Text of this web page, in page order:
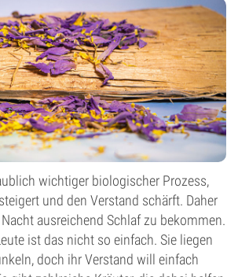
wichtiger biologischer Prozess,
und den Verstand schärft. Daher
ausreichend Schlaf zu bekommen.
ist das nicht so einfach. Sie liegen
doch ihr Verstand will einfach